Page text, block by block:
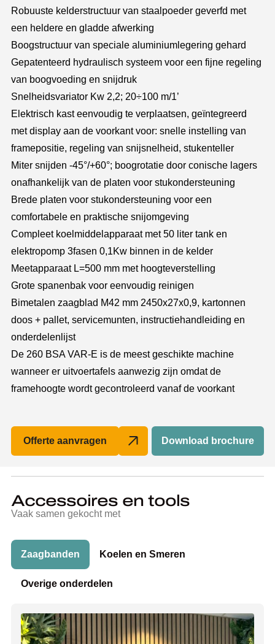
Robuuste kelderstructuur van staalpoeder geverfd met
een heldere en gladde afwerking
Boogstructuur van speciale aluminiumlegering gehard
Gepatenteerd hydraulisch systeem voor een fijne regeling
van boogvoeding en snijdruk
Snelheidsvariator Kw 2,2; 20÷100 m/1’
Elektrisch kast eenvoudig te verplaatsen, geïntegreerd
met display aan de voorkant voor: snelle instelling van
framepositie, regeling van snijsnelheid, stukenteller
Miter snijden -45°/+60°; boogrotatie door conische lagers
onafhankelijk van de platen voor stukondersteuning
Brede platen voor stukondersteuning voor een
comfortabele en praktische snijomgeving
Compleet koelmiddelapparaat met 50 liter tank en
elektropomp 3fasen 0,1Kw binnen in de kelder
Meetapparaat L=500 mm met hoogteverstelling
Grote spanenbak voor eenvoudig reinigen
Bimetalen zaagblad M42 mm 2450x27x0,9, kartonnen
doos + pallet, servicemunten, instructiehandleiding en
onderdelenlijst
De 260 BSA VAR-E is de meest geschikte machine
wanneer er uitvoertafels aanwezig zijn omdat de
framehoogte wordt gecontroleerd vanaf de voorkant
Offerte aanvragen Download brochure
Accessoires en tools
Vaak samen gekocht met
Zaagbanden Koelen en Smeren
Overige onderdelen